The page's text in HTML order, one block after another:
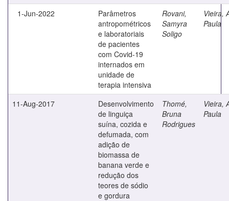
1-Jun-2022
Parâmetros
antropométricos
e laboratoriais
de pacientes
com Covid-19
internados em
unidade de
terapia intensiva
Rovani,
Samyra
Soligo
Vieira,
Paula
11-Aug-2017
Desenvolvimento
de linguiça
suína, cozida e
defumada, com
adição de
biomassa de
banana verde e
redução dos
teores de sódio
e gordura
Thomé,
Bruna
Rodrigues
Vieira,
Paula